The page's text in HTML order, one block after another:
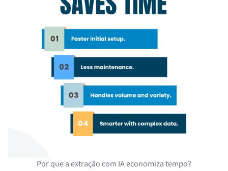
Por que a extração com IA economiza tempo?